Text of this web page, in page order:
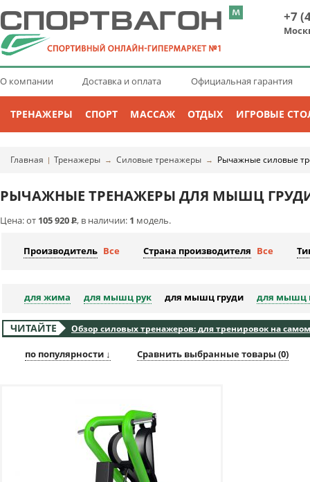
+7
О компании Доставка и оплата Официальная гарантия
ТРЕНАЖЕРЫ СПОРТ МАССАЖ ОТДЫХ ИГРОВЫЕ
Главная | Тренажеры → Силовые тренажеры → Рычажные силовые
РЫЧАЖНЫЕ ТРЕНАЖЕРЫ ДЛЯ МЫШЦ
Цена: от 105 920Р, в наличии: 1 модель.
Производитель Все Страна производителя Все
для жима для мышц рук для мышц груди для мышц
ЧИТАЙТЕ Обзор силовых тренажеров: для тренировок на
по популярности ↓ Сравнить выбранные товары (0)